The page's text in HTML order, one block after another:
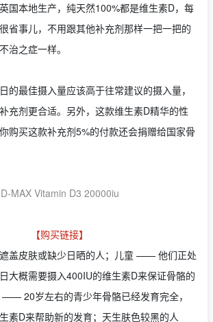
国本地生产，纯天然100%都是维生素D，每
省事儿，不用跟其他补充剂那样一把一把的
治之症一样。
的最佳摄入量应该高于往常建议的摄入量，
充剂更合适。另外，这款维生素D精华的性
购买这款补充剂5%的付款还会捐赠给国家骨
D-MAX Vitamin D3 20000iu
【购买链接】
盖皮肤或缺少日晒的人；儿童 —— 他们正处
大概需要摄入400IU的维生素D来保证骨骼的
20岁左右的青少年骨骼已经发育完全，
素D来帮助新的发育；天生肤色较黑的人